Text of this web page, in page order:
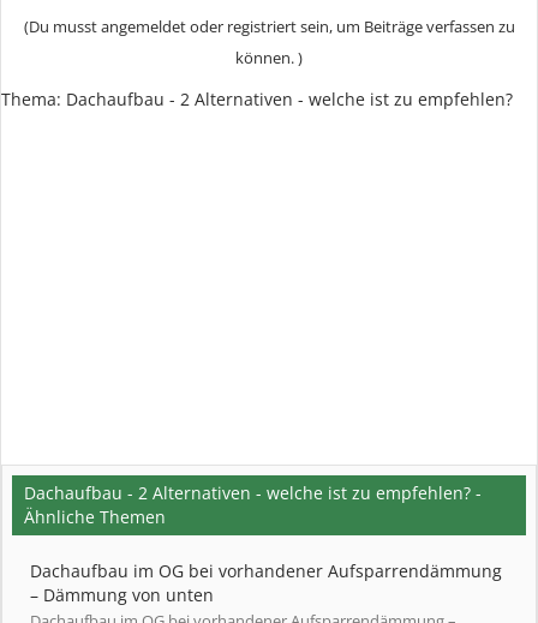
(Du musst angemeldet oder registriert sein, um Beiträge verfassen zu
können. )
Thema: Dachaufbau - 2 Alternativen - welche ist zu empfehlen?
Dachaufbau - 2 Alternativen - welche ist zu empfehlen? -
Ähnliche Themen
Dachaufbau im OG bei vorhandener Aufsparrendämmung
– Dämmung von unten